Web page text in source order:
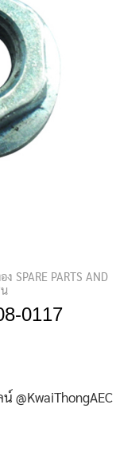
SPARE PARTS AND
0117
@KwaiThongAEC
น